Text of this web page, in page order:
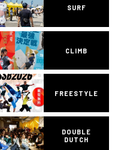
SURF
CLIMB
FREESTYLE
DOUBLE
DUTCH